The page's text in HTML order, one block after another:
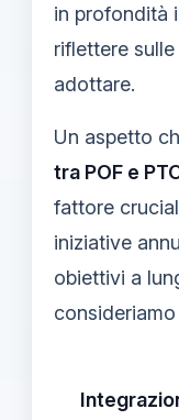
in profondità
riflettere sulle
adottare.
Un aspetto
tra POF e
fattore
iniziative
obiettivi a